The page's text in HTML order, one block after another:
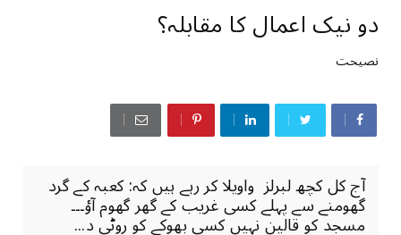
دو نیک اعمال کا مقابلہ؟
نصیحت
آج کل کچھ لبرلز واویلا کر رہے ہیں کہ: کعبہ کے گرد
گھومنے سے پہلے کسی غریب کے گھر گھوم آؤ۔۔۔
مسجد کو قالین نہیں کسی بھوکے کو روٹی د...